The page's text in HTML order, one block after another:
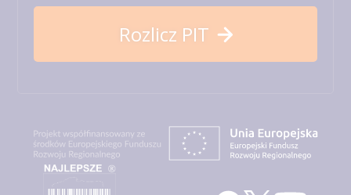
Rozlicz PIT